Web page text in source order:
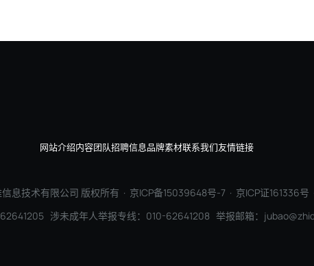
网站介绍内容团队招聘信息品牌素材联系我们友情链接
息技术有限公司 版权所有 · 京ICP备15039648号-7 · 京ICP证161336号 ·
涉未成年人举报专线：010-62641208 举报邮箱：